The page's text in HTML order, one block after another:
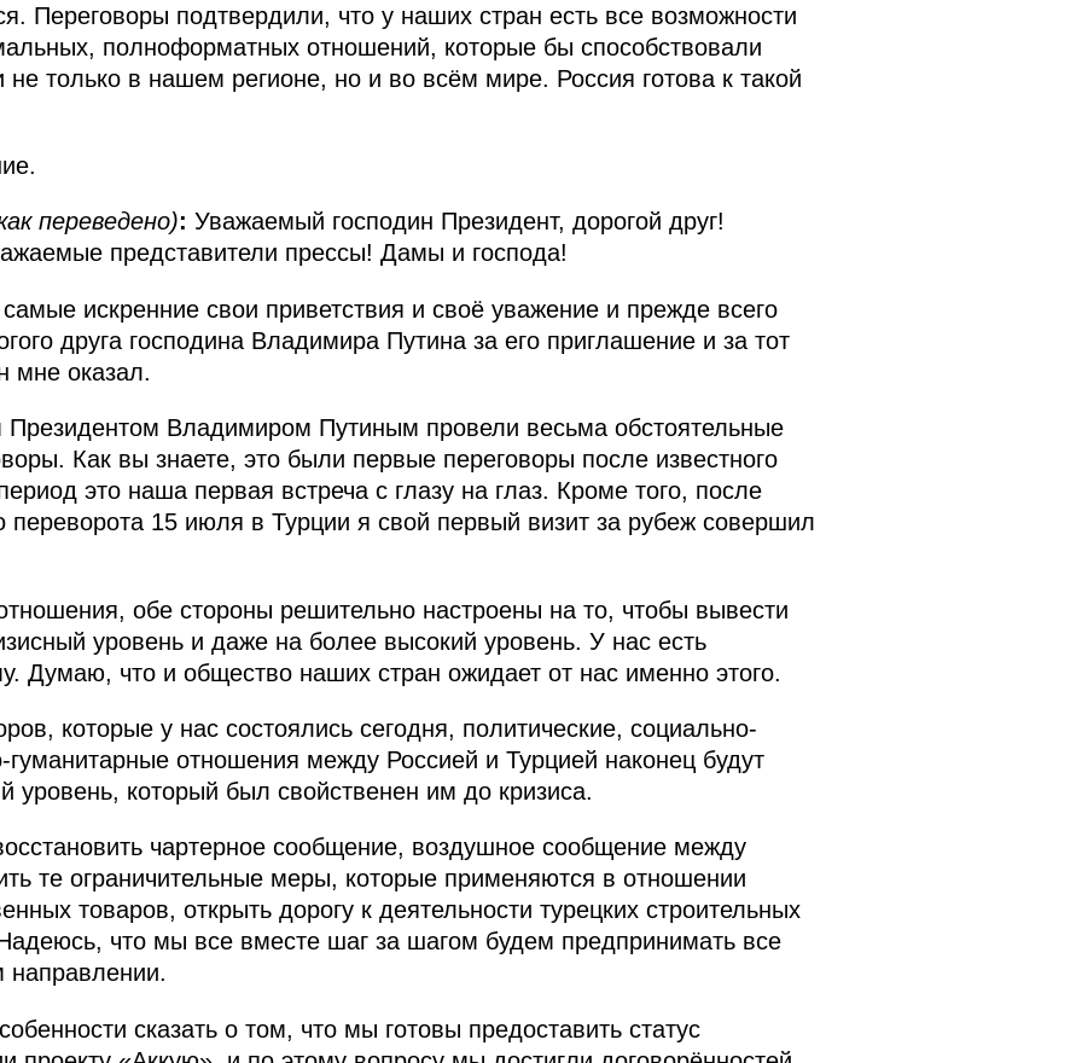
Переговоры подтвердили, что у наших стран есть все возможности
полноформатных отношений, которые бы способствовали
не только в нашем регионе, но и во всём мире. Россия готова к такой
переведено): Уважаемый господин Президент, дорогой друг!
представители прессы! Дамы и господа!
искренние свои приветствия и своё уважение и прежде всего
друга господина Владимира Путина за его приглашение и за тот
мне оказал.
Владимиром Путиным провели весьма обстоятельные
Как вы знаете, это были первые переговоры после известного
это наша первая встреча с глазу на глаз. Кроме того, после
переворота 15 июля в Турции я свой первый визит за рубеж совершил
обе стороны решительно настроены на то, чтобы вывести
уровень и даже на более высокий уровень. У нас есть
Думаю, что и общество наших стран ожидает от нас именно этого.
которые у нас состоялись сегодня, политические, социально-
гуманитарные отношения между Россией и Турцией наконец будут
уровень, который был свойственен им до кризиса.
чартерное сообщение, воздушное сообщение между
те ограничительные меры, которые применяются в отношении
товаров, открыть дорогу к деятельности турецких строительных
что мы все вместе шаг за шагом будем предпринимать все
направлении.
сказать о том, что мы готовы предоставить статус